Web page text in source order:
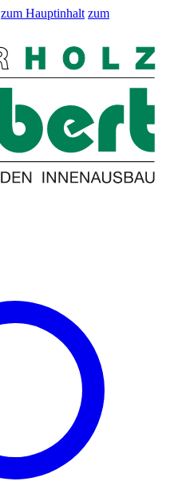
zum Hauptinhalt zum